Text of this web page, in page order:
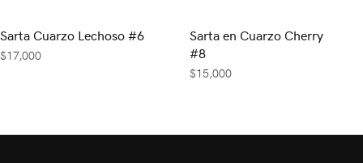
Sarta Cuarzo Lechoso #6
$17,000
Sarta en Cuarzo Cherry
#8
$15,000